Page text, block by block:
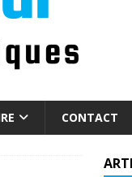
CONTACT